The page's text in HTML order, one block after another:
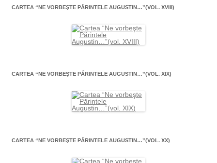
CARTEA “NE VORBEŞTE PĂRINTELE AUGUSTIN…”(VOL. XVIII)
CARTEA “NE VORBEŞTE PĂRINTELE AUGUSTIN…”(VOL. XIX)
CARTEA “NE VORBEŞTE PĂRINTELE AUGUSTIN…”(VOL. XX)